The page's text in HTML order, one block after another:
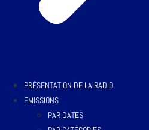
PRÉSENTATION DE LA RADIO
EMISSIONS
PAR DATES